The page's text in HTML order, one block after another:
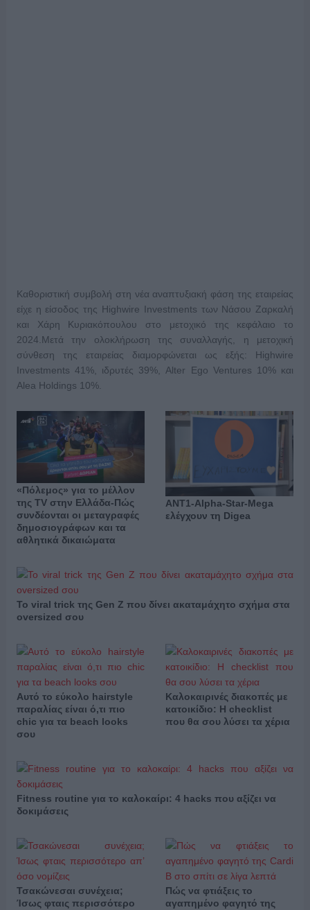
Καθοριστική συμβολή στη νέα αναπτυξιακή φάση της εταιρείας
είχε η είσοδος της Highwire Investments των Νάσου Ζαρκαλή
και Χάρη Κυριακόπουλου στο μετοχικό της κεφάλαιο το
2024.Μετά την ολοκλήρωση της συναλλαγής, η μετοχική
σύνθεση της εταιρείας διαμορφώνεται ως εξής: Highwire
Investments 41%, ιδρυτές 39%, Alter Ego Ventures 10% και
Alea Holdings 10%.
«Πόλεμος» για το μέλλον
της TV στην Ελλάδα-Πώς
συνδέονται οι μεταγραφές
δημοσιογράφων και τα
αθλητικά δικαιώματα
ΑΝΤ1-Alpha-Star-Mega
ελέγχουν τη Digea
Το viral trick της Gen Z που δίνει ακαταμάχητο σχήμα στα
oversized σου
Αυτό το εύκολο hairstyle
παραλίας είναι ό,τι πιο
chic για τα beach looks
σου
Καλοκαιρινές διακοπές με
κατοικίδιο: Η checklist
που θα σου λύσει τα χέρια
Fitness routine για το καλοκαίρι: 4 hacks που αξίζει να
δοκιμάσεις
Τσακώνεσαι συνέχεια;
Ίσως φταις περισσότερο
Πώς να φτιάξεις το
αγαπημένο φαγητό της